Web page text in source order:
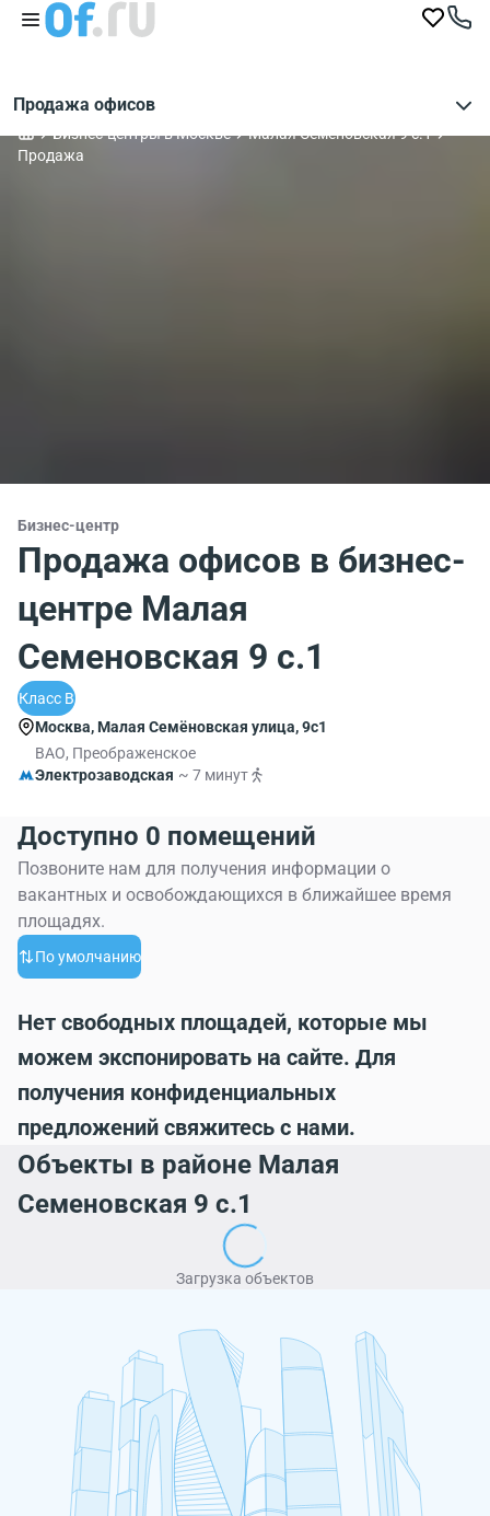
Продажа офисов
Бизнес-центры в Москве
Малая Семеновская 9 с.1
Продажа
Бизнес-центр
Продажа офисов в бизнес-
центре Малая
Семеновская 9 с.1
Класс B
Москва, Малая Семёновская улица, 9с1
ВАО, Преображенское
Электрозаводская ~ 7 минут
Доступно 0 помещений
Позвоните нам для получения информации о
вакантных и освобождающихся в ближайшее время
площадях.
По умолчанию
Нет свободных площадей, которые мы
можем экспонировать на сайте. Для
получения конфиденциальных
предложений свяжитесь с нами.
Объекты в районе Малая
Семеновская 9 с.1
Загрузка объектов